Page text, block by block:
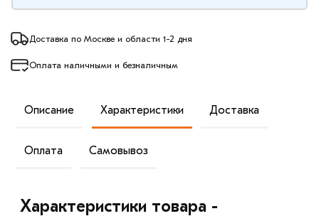
Доставка по Москве и области 1-2 дня
Оплата наличными и безналичным
Описание Характеристики Доставка
Оплата Самовывоз
Характеристики товара -